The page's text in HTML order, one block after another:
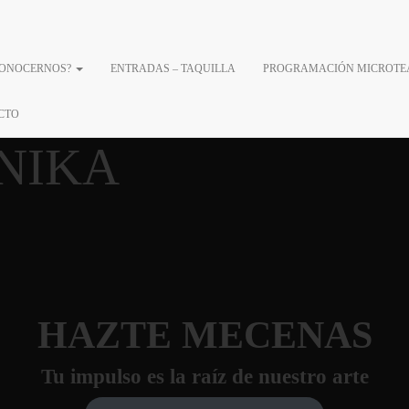
ENTRADAS – TAQUILLA PROGRAMACIÓN
PARTE DE
HAZTE MECENAS
Tu impulso es la raíz de nuestro arte